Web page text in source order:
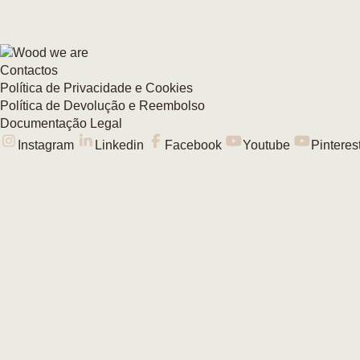
Contactos
Política de Privacidade e Cookies
Política de Devolução e Reembolso
Documentação Legal
Instagram
Linkedin Facebook Youtube